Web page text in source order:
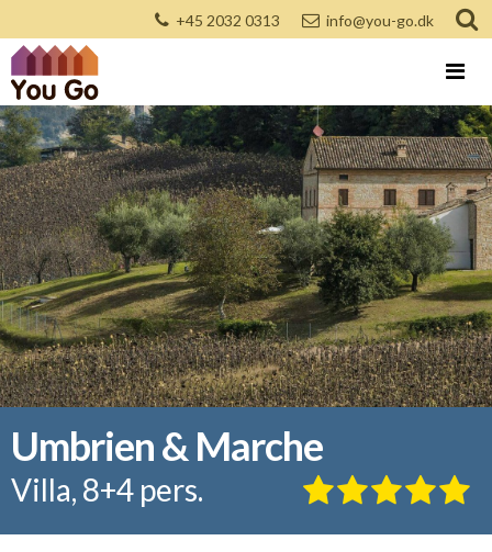
+45 2032 0313 info@you-go.dk
Umbrien & Marche
Villa, 8+4 pers.